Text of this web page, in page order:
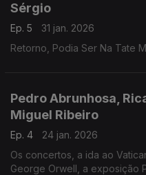
Sérgio
Ep. 5
31 jan. 2026
Retorno, Podia Ser Na Tate
Pedro Abrunhosa,
Miguel Ribeiro
Ep. 4
24 jan. 2026
Os concertos, a ida ao
George Orwell, a exposição